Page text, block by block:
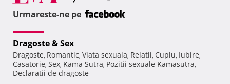
Urmareste-ne pe
Dragoste & Sex
Dragoste, Romantic, Viata sexuala, Relatii, Cuplu, Iubire,
Casatorie, Sex, Kama Sutra, Pozitii sexuale Kamasutra,
Declaratii de dragoste